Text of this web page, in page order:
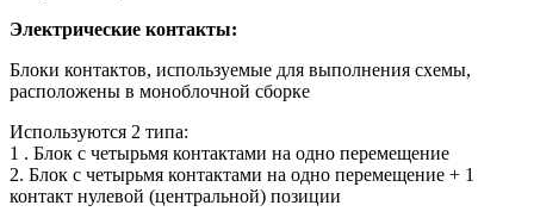
Электрические контакты:
Блоки контактов, используемые для выполнения схемы,
расположены в моноблочной сборке
Используются 2 типа:
1 . Блок с четырьмя контактами на одно перемещение
2. Блок с четырьмя контактами на одно перемещение + 1
контакт нулевой (центральной) позиции